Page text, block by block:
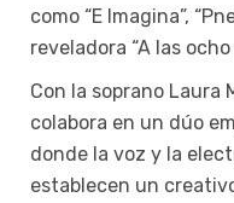
como “E Imagina”,
reveladora “A las
Con la soprano Laura
colabora en un dúo
donde la voz y la
establecen un